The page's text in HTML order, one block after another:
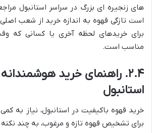
های زنجیره ای بزرگ در سراسر استانبول
است تازگی قهوه به اندازه خرید از شعب اصلی
برای خریدهای لحظه آخری یا کسانی که
مناسب است.
۲.۴. راهنمای خرید
استانبول
خرید قهوه باکیفیت در استانبول، نیاز به
برای تشخیص قهوه تازه و مرغوب، به چند